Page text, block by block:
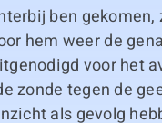
ben
hem weer de
voor het
zonde tegen de
als gevolg